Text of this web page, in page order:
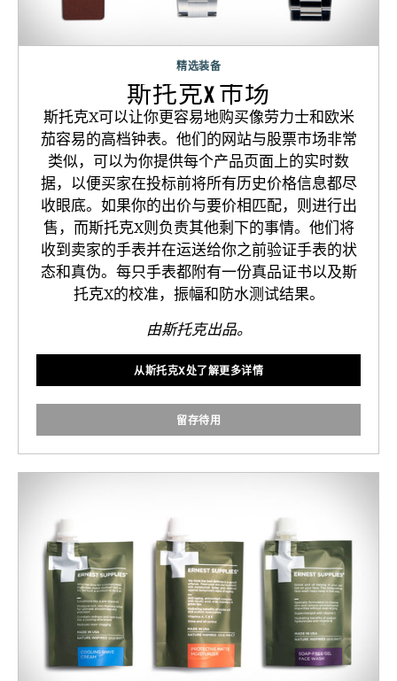
精选装备
斯托克X 市场
斯托克X可以让你更容易地购买像劳力士和欧米
茄容易的高档钟表。他们的网站与股票市场非常
类似，可以为你提供每个产品页面上的实时数
据，以便买家在投标前将所有历史价格信息都尽
收眼底。如果你的出价与要价相匹配，则进行出
售，而斯托克X则负责其他剩下的事情。他们将
收到卖家的手表并在运送给你之前验证手表的状
态和真伪。每只手表都附有一份真品证书以及斯
托克X的校准，振幅和防水测试结果。
由斯托克出品。
从斯托克X处了解更多详情
留存待用